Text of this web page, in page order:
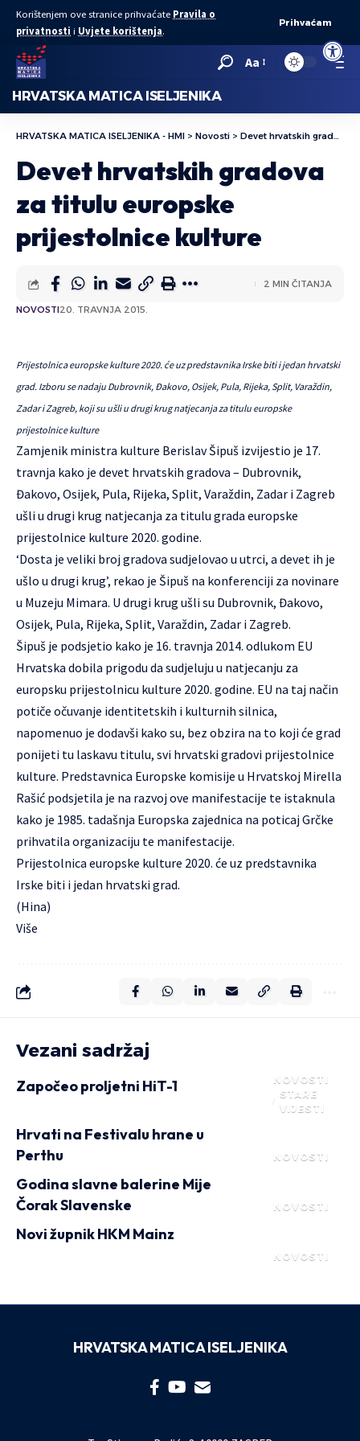
Korištenjem ove stranice prihvaćate Pravila o
privatnosti i Uvjete korištenja.
Prihvaćam
Aa
HRVATSKA MATICA ISELJENIKA
HRVATSKA MATICA ISELJENIKA - HMI > Novosti > Devet hrvatskih gradova za titulu europske prijestolnice kulture
Devet hrvatskih gradova
za titulu europske
prijestolnice kulture
NOVOSTI20. TRAVNJA 2015.
2 MIN ČITANJA
Prijestolnica europske kulture 2020. će uz predstavnika Irske biti i jedan hrvatski
grad. Izboru se nadaju Dubrovnik, Đakovo, Osijek, Pula, Rijeka, Split, Varaždin,
Zadar i Zagreb, koji su ušli u drugi krug natjecanja za titulu europske
prijestolnice kulture
Zamjenik ministra kulture Berislav Šipuš izvijestio je 17.
travnja kako je devet hrvatskih gradova – Dubrovnik,
Đakovo, Osijek, Pula, Rijeka, Split, Varaždin, Zadar i Zagreb
ušli u drugi krug natjecanja za titulu grada europske
prijestolnice kulture 2020. godine.
‘Dosta je veliki broj gradova sudjelovao u utrci, a devet ih je
ušlo u drugi krug’, rekao je Šipuš na konferenciji za novinare
u Muzeju Mimara. U drugi krug ušli su Dubrovnik, Đakovo,
Osijek, Pula, Rijeka, Split, Varaždin, Zadar i Zagreb.
Šipuš je podsjetio kako je 16. travnja 2014. odlukom EU
Hrvatska dobila prigodu da sudjeluju u natjecanju za
europsku prijestolnicu kulture 2020. godine. EU na taj način
potiče očuvanje identitetskih i kulturnih silnica,
napomenuo je dodavši kako su, bez obzira na to koji će grad
ponijeti tu laskavu titulu, svi hrvatski gradovi prijestolnice
kulture. Predstavnica Europske komisije u Hrvatskoj Mirella
Rašić podsjetila je na razvoj ove manifestacije te istaknula
kako je 1985. tadašnja Europska zajednica na poticaj Grčke
prihvatila organizaciju te manifestacije.
Prijestolnica europske kulture 2020. će uz predstavnika
Irske biti i jedan hrvatski grad.
(Hina)
Više
Vezani sadržaj
NOVOSTI
STARE
VIJESTI
Započeo proljetni HiT-1
NOVOSTI
Hrvati na Festivalu hrane u
Perthu
NOVOSTI
Godina slavne balerine Mije
Čorak Slavenske
NOVOSTI
Novi župnik HKM Mainz
HRVATSKA MATICA ISELJENIKA
Open